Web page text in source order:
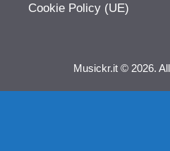
Cookie Policy (UE)
Musickr.it © 2026.